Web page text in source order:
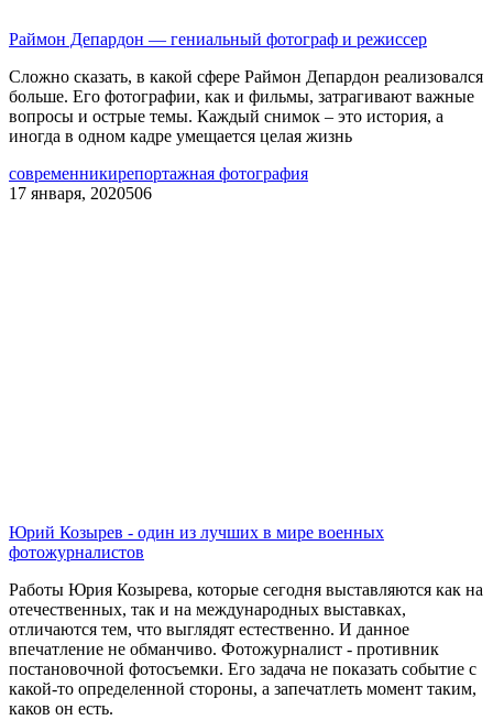
Раймон Депардон — гениальный фотограф и режиссер
Сложно сказать, в какой сфере Раймон Депардон реализовался
больше. Его фотографии, как и фильмы, затрагивают важные
вопросы и острые темы. Каждый снимок – это история, а
иногда в одном кадре умещается целая жизнь
современникирепортажная фотография
17 января, 2020506
Юрий Козырев - один из лучших в мире военных
фотожурналистов
Работы Юрия Козырева, которые сегодня выставляются как на
отечественных, так и на международных выставках,
отличаются тем, что выглядят естественно. И данное
впечатление не обманчиво. Фотожурналист - противник
постановочной фотосъемки. Его задача не показать событие с
какой-то определенной стороны, а запечатлеть момент таким,
каков он есть.